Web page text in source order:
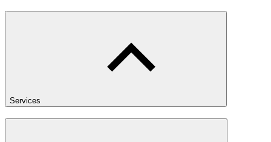
Services